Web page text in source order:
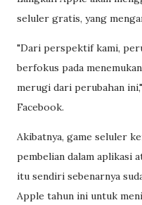
seluler gratis, yang
"Dari perspektif kami,
berfokus pada
merugi dari perubahan
Facebook.
Akibatnya, game seluler
pembelian dalam aplikasi
itu sendiri sebenarnya
Apple tahun ini untuk